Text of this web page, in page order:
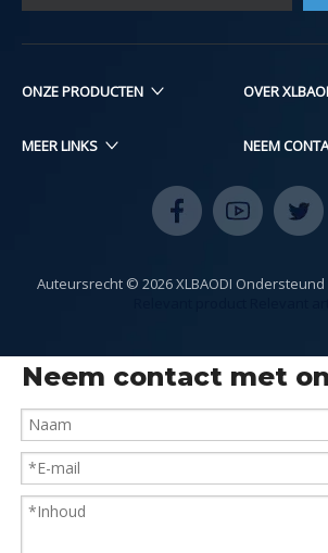
ONZE PRODUCTEN​​​​ OVER
MEER LINKS NEEM
Auteursrecht © 2026XLBAODI
Neem contact met